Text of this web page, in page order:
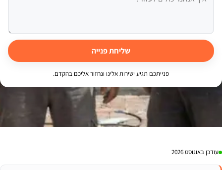
שליחת פנייה
פנייתכם תגיע ישירות אלינו ונחזור אליכם בהקדם.
עודכן באוגוסט 2026